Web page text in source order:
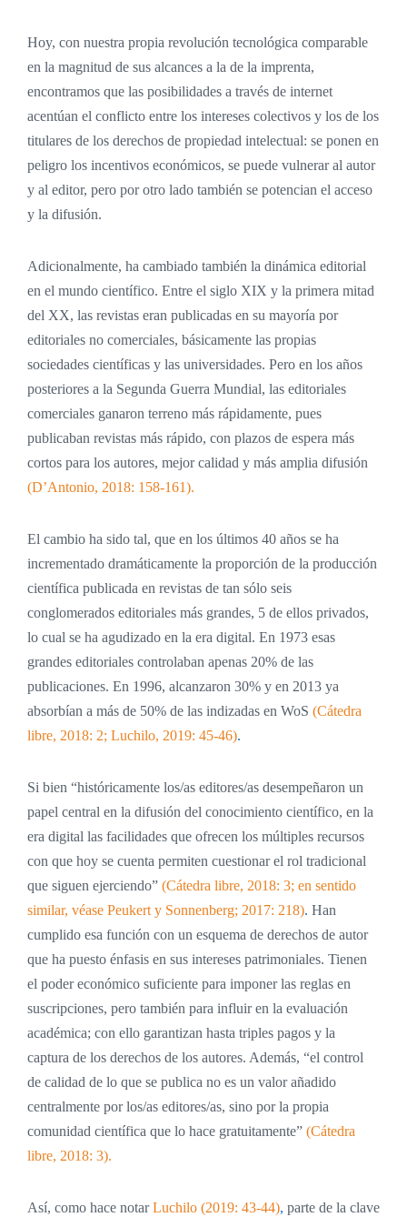
Hoy, con nuestra propia revolución tecnológica comparable
en la magnitud de sus alcances a la de la imprenta,
encontramos que las posibilidades a través de internet
acentúan el conflicto entre los intereses colectivos y los de los
titulares de los derechos de propiedad intelectual: se ponen en
peligro los incentivos económicos, se puede vulnerar al autor
y al editor, pero por otro lado también se potencian el acceso
y la difusión.
Adicionalmente, ha cambiado también la dinámica editorial
en el mundo científico. Entre el siglo XIX y la primera mitad
del XX, las revistas eran publicadas en su mayoría por
editoriales no comerciales, básicamente las propias
sociedades científicas y las universidades. Pero en los años
posteriores a la Segunda Guerra Mundial, las editoriales
comerciales ganaron terreno más rápidamente, pues
publicaban revistas más rápido, con plazos de espera más
cortos para los autores, mejor calidad y más amplia difusión
(D’Antonio, 2018: 158-161).
El cambio ha sido tal, que en los últimos 40 años se ha
incrementado dramáticamente la proporción de la producción
científica publicada en revistas de tan sólo seis
conglomerados editoriales más grandes, 5 de ellos privados,
lo cual se ha agudizado en la era digital. En 1973 esas
grandes editoriales controlaban apenas 20% de las
publicaciones. En 1996, alcanzaron 30% y en 2013 ya
absorbían a más de 50% de las indizadas en WoS (Cátedra
libre, 2018: 2; Luchilo, 2019: 45-46).
Si bien “históricamente los/as editores/as desempeñaron un
papel central en la difusión del conocimiento científico, en la
era digital las facilidades que ofrecen los múltiples recursos
con que hoy se cuenta permiten cuestionar el rol tradicional
que siguen ejerciendo” (Cátedra libre, 2018: 3; en sentido
similar, véase Peukert y Sonnenberg; 2017: 218). Han
cumplido esa función con un esquema de derechos de autor
que ha puesto énfasis en sus intereses patrimoniales. Tienen
el poder económico suficiente para imponer las reglas en
suscripciones, pero también para influir en la evaluación
académica; con ello garantizan hasta triples pagos y la
captura de los derechos de los autores. Además, “el control
de calidad de lo que se publica no es un valor añadido
centralmente por los/as editores/as, sino por la propia
comunidad científica que lo hace gratuitamente” (Cátedra
libre, 2018: 3).
Así, como hace notarLuchilo (2019: 43-44), parte de la clave